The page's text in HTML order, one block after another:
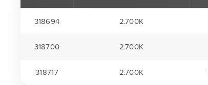
318694 2.700K
318700 2.700K
318717 2.700K